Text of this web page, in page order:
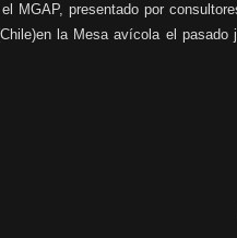
MGAP, presentado por
la Mesa avícola el pasado